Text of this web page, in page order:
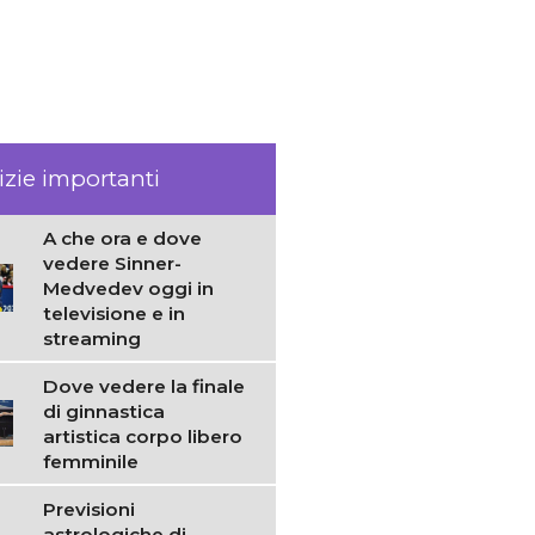
importanti
A che ora e dove
vedere Sinner-
Medvedev oggi in
televisione e in
streaming
Dove vedere la finale
di ginnastica
artistica corpo libero
femminile
Previsioni